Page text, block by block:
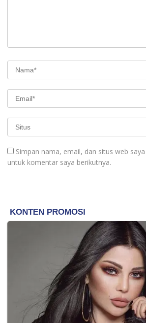
Simpan nama, email, dan situs web
untuk komentar saya berikutnya.